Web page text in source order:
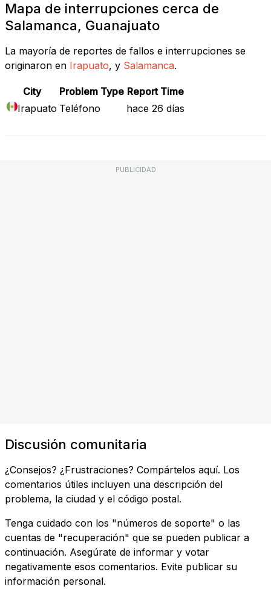
Mapa de interrupciones cerca de
Salamanca, Guanajuato
La mayoría de reportes de fallos e interrupciones se
originaron en Irapuato, y Salamanca.
City Problem Type Report Time
Irapuato Teléfono hace 26 días
PUBLICIDAD
Discusión comunitaria
¿Consejos? ¿Frustraciones? Compártelos aquí. Los
comentarios útiles incluyen una descripción del
problema, la ciudad y el código postal.
Tenga cuidado con los "números de soporte" o las
cuentas de "recuperación" que se pueden publicar a
continuación. Asegúrate de informar y votar
negativamente esos comentarios. Evite publicar su
información personal.